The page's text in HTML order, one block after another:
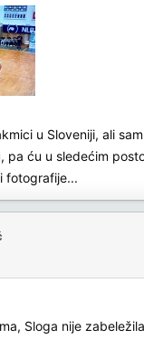
u Sloveniji, ali
pa ću u sledećim
fotografije...
Sloga nije